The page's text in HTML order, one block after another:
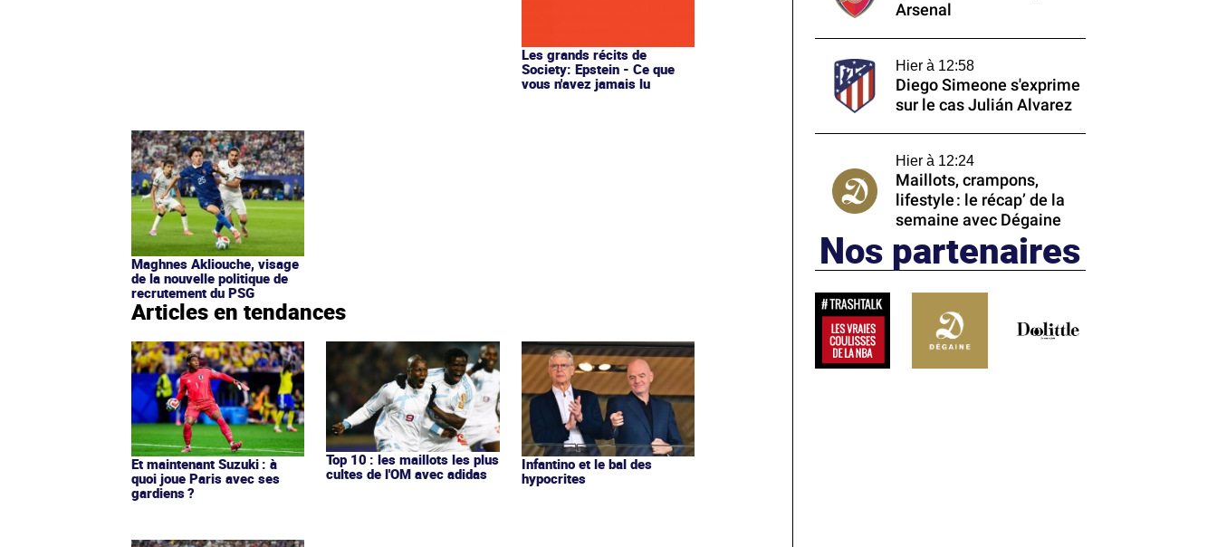
Les grands récits de
Society: Epstein - Ce que
vous n'avez jamais lu
Maghnes Akliouche, visage
de la nouvelle politique de
recrutement du PSG
Articles en tendances
Et maintenant Suzuki : à
quoi joue Paris avec ses
gardiens ?
Top 10 : les maillots les plus
cultes de l'OM avec adidas
Infantino et le bal des
hypocrites
Arsenal
Hier à 12:58
Diego Simeone s'exprime
sur le cas Julián Alvarez
Hier à 12:24
Maillots, crampons,
lifestyle : le récap’ de la
semaine avec Dégaine
Nos partenaires